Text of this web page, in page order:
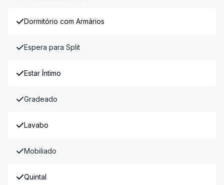
Dormitório com Armários
Espera para Split
Estar Íntimo
Gradeado
Lavabo
Mobiliado
Quintal